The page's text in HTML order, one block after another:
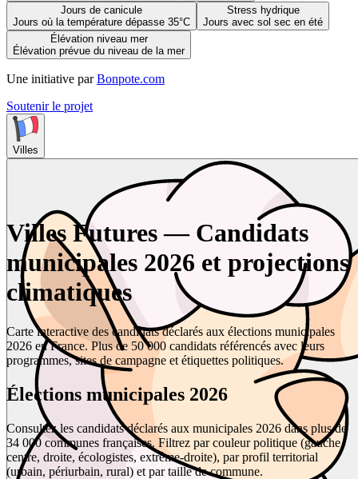
Jours de canicule
Jours où la température dépasse 35°C
Stress hydrique
Jours avec sol sec en été
Élévation niveau mer
Élévation prévue du niveau de la mer
Une initiative par Bonpote.com
Soutenir le projet
Villes
Villes Futures — Candidats
municipales 2026 et projections
climatiques
Carte interactive des candidats déclarés aux élections municipales
2026 en France. Plus de 50 000 candidats référencés avec leurs
programmes, sites de campagne et étiquettes politiques.
Élections municipales 2026
Consultez les candidats déclarés aux municipales 2026 dans plus de
34 000 communes françaises. Filtrez par couleur politique (gauche,
centre, droite, écologistes, extrême-droite), par profil territorial
(urbain, périurbain, rural) et par taille de commune.